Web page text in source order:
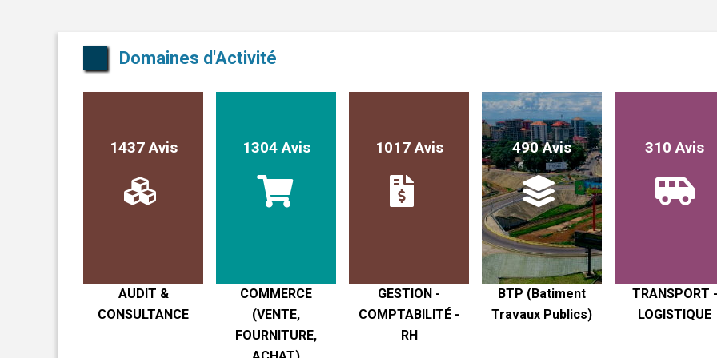
Domaines d'Activité
1437 Avis
AUDIT &
CONSULTANCE
1304 Avis
COMMERCE
(VENTE,
FOURNITURE,
1017 Avis
GESTION -
COMPTABILITÉ -
RH
490 Avis
BTP (Batiment
Travaux Publics)
310 Avis
TRANSPORT -
LOGISTIQUE